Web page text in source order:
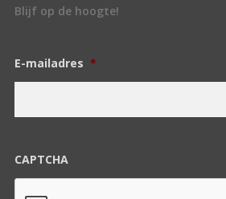
Blijf op de hoogte!
E-mailadres *
CAPTCHA